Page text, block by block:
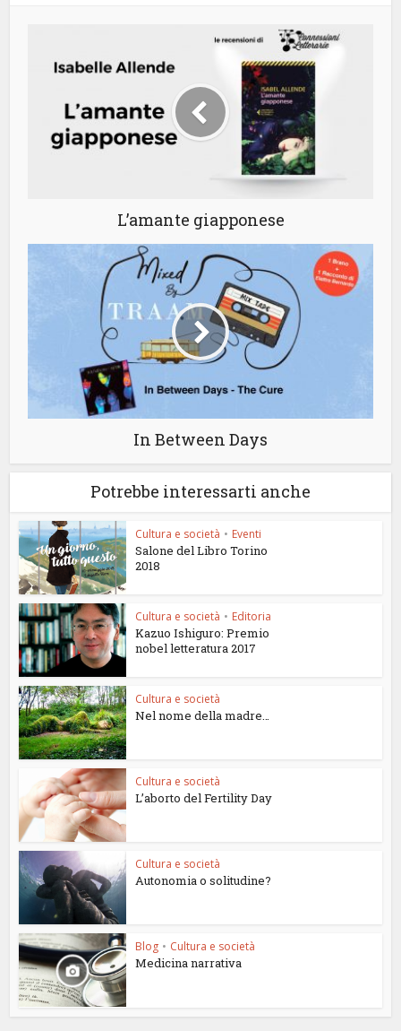
L’amante giapponese
In Between Days
Potrebbe interessarti anche
Cultura e società • Eventi
Salone del Libro Torino
2018
Cultura e società • Editoria
Kazuo Ishiguro: Premio
nobel letteratura 2017
Cultura e società
Nel nome della madre…
Cultura e società
L’aborto del Fertility Day
Cultura e società
Autonomia o solitudine?
Blog • Cultura e società
Medicina narrativa